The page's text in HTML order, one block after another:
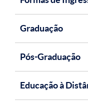
Graduação
Pós-Graduação
Educação à